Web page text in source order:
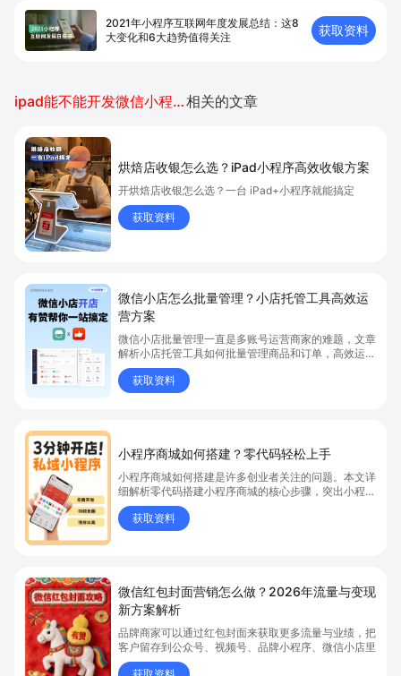
2021年小程序互联网年度发展总结：这8
大变化和6大趋势值得关注
获取资料
ipad能不能开发微信小程序相关的文章
烘焙店收银怎么选？iPad小程序高效收银方案
开烘焙店收银怎么选？一台 iPad+小程序就能搞定
获取资料
微信小店怎么批量管理？小店托管工具高效运
营方案
微信小店批量管理一直是多账号运营商家的难题，文章
解析小店托管工具如何批量管理商品和订单，高效运营
多账号微信小店。通过智能同步、AI运营托管和丰富营
销玩法，全面提升门店管理效率。点击了解微信小店批
量管理、高效托管的实用方案！
获取资料
小程序商城如何搭建？零代码轻松上手
小程序商城如何搭建是许多创业者关注的问题。本文详
细解析零代码搭建小程序商城的核心步骤，突出小程序
商城、商城搭建与零代码开店优势，帮助你轻松实现商
品上架、全渠道销售及高效会员运营，快速开启线上卖
货新模式。点击获取详细操作指南！
获取资料
微信红包封面营销怎么做？2026年流量与变现
新方案解析
品牌商家可以通过红包封面来获取更多流量与业绩，把
客户留存到公众号、视频号、品牌小程序、微信小店里